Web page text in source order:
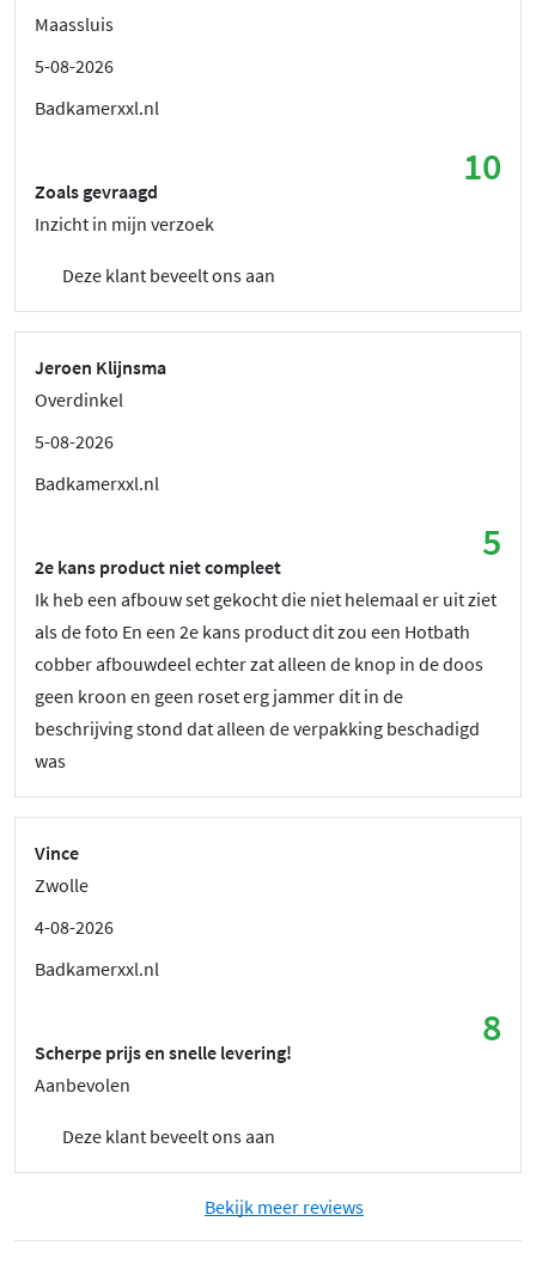
Maassluis
5-08-2026
Badkamerxxl.nl
10
Zoals gevraagd
Inzicht in mijn verzoek
Deze klant beveelt ons aan
Jeroen Klijnsma
Overdinkel
5-08-2026
Badkamerxxl.nl
5
2e kans product niet compleet
Ik heb een afbouw set gekocht die niet helemaal er uit ziet
als de foto En een 2e kans product dit zou een Hotbath
cobber afbouwdeel echter zat alleen de knop in de doos
geen kroon en geen roset erg jammer dit in de
beschrijving stond dat alleen de verpakking beschadigd
was
Vince
Zwolle
4-08-2026
Badkamerxxl.nl
8
Scherpe prijs en snelle levering!
Aanbevolen
Deze klant beveelt ons aan
Bekijk meer reviews